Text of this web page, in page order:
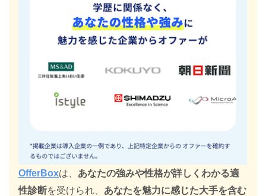
OfferBoxは、 あなたの強みや性格が詳しくわかる適
性診断を受けられ、 あなたを魅力に感じた大手を含む